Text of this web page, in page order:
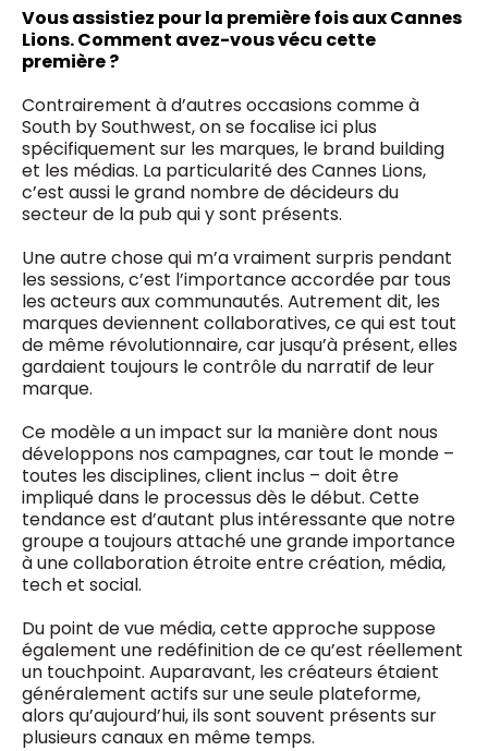
Vous assistiez pour la première fois aux Cannes
Lions. Comment avez-vous vécu cette
première ?
Contrairement à d’autres occasions comme à
South by Southwest, on se focalise ici plus
spécifiquement sur les marques, le brand building
et les médias. La particularité des Cannes Lions,
c’est aussi le grand nombre de décideurs du
secteur de la pub qui y sont présents.
Une autre chose qui m’a vraiment surpris pendant
les sessions, c’est l’importance accordée par tous
les acteurs aux communautés. Autrement dit, les
marques deviennent collaboratives, ce qui est tout
de même révolutionnaire, car jusqu’à présent, elles
gardaient toujours le contrôle du narratif de leur
marque.
Ce modèle a un impact sur la manière dont nous
développons nos campagnes, car tout le monde –
toutes les disciplines, client inclus – doit être
impliqué dans le processus dès le début. Cette
tendance est d’autant plus intéressante que notre
groupe a toujours attaché une grande importance
à une collaboration étroite entre création, média,
tech et social.
Du point de vue média, cette approche suppose
également une redéfinition de ce qu’est réellement
un touchpoint. Auparavant, les créateurs étaient
généralement actifs sur une seule plateforme,
alors qu’aujourd’hui, ils sont souvent présents sur
plusieurs canaux en même temps.